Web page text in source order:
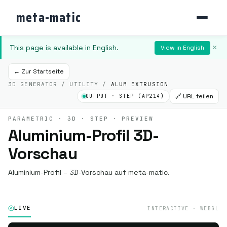
meta-matic
This page is available in English. View in English ×
← Zur Startseite
3D GENERATOR / UTILITY / ALUM EXTRUSION
OUTPUT · STEP (AP214) 🔗 URL teilen
PARAMETRIC · 3D · STEP · PREVIEW
Aluminium-Profil 3D-
Vorschau
Aluminium-Profil – 3D-Vorschau auf meta-matic.
LIVE INTERACTIVE · WEBGL